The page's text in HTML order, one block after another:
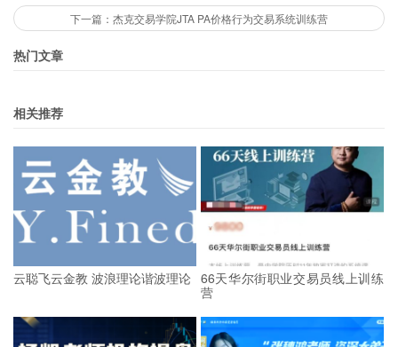
下一篇：杰克交易学院JTA PA价格行为交易系统训练营
热门文章
相关推荐
云聪飞云金教 波浪理论谐波理论 66天华尔街职业交易员线上训练
营